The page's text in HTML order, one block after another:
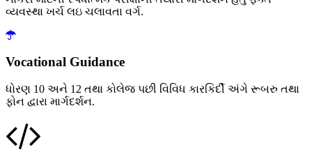
વ્યવસ્થા ખર્ચ લઇ ચલાવતા વર્ગ.
Vocational Guidance
ધોરણ 10 અને 12 તથા કોલેજ પછી વિવિધ કારકિર્દી અંગે રૂબરુ તથા
ફોન દ્વારા માર્ગદર્શન.